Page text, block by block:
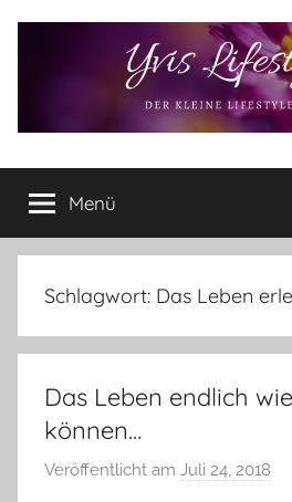
Yvis
Lifestyle
Lifestyle
Blog
–
Lifestyle,
Produkttests
vieles
mehr
Menü
Schlagwort: Das Leben
Das Leben endlich
können…
Veröffentlicht am Juli 24, 2018